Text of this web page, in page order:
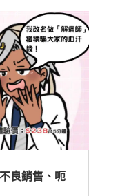
良銷售、呃